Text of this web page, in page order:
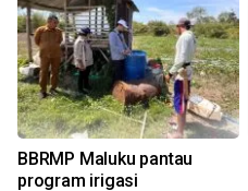
BBRMP Maluku pantau
program irigasi